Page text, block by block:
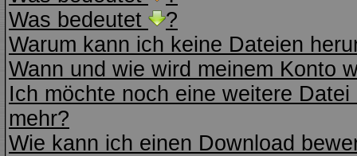
Was bedeutet
?
Warum kann ich keine Dateien
Wann und wie wird meinem Konto
Ich möchte noch eine weitere
mehr?
Wie kann ich einen Download